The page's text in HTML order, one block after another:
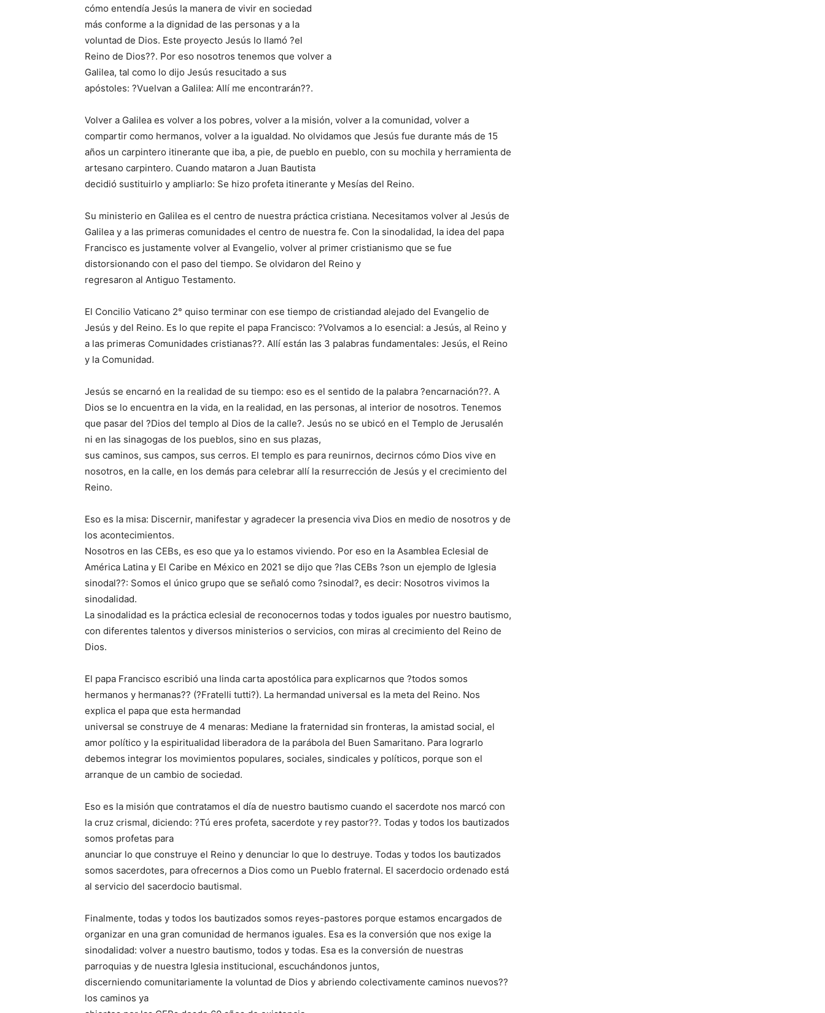
cómo entendía Jesús la manera de vivir en sociedad
más conforme a la dignidad de las personas y a la
voluntad de Dios. Este proyecto Jesús lo llamó ?el
Reino de Dios??. Por eso nosotros tenemos que volver a
Galilea, tal como lo dijo Jesús resucitado a sus
apóstoles: ?Vuelvan a Galilea: Allí me encontrarán??.
Volver a Galilea es volver a los pobres, volver a la misión, volver a la comunidad, volver a
compartir como hermanos, volver a la igualdad. No olvidamos que Jesús fue durante más de 15
años un carpintero itinerante que iba, a pie, de pueblo en pueblo, con su mochila y herramienta de
artesano carpintero. Cuando mataron a Juan Bautista
decidió sustituirlo y ampliarlo: Se hizo profeta itinerante y Mesías del Reino.
Su ministerio en Galilea es el centro de nuestra práctica cristiana. Necesitamos volver al Jesús de
Galilea y a las primeras comunidades el centro de nuestra fe. Con la sinodalidad, la idea del papa
Francisco es justamente volver al Evangelio, volver al primer cristianismo que se fue
distorsionando con el paso del tiempo. Se olvidaron del Reino y
regresaron al Antiguo Testamento.
El Concilio Vaticano 2° quiso terminar con ese tiempo de cristiandad alejado del Evangelio de
Jesús y del Reino. Es lo que repite el papa Francisco: ?Volvamos a lo esencial: a Jesús, al Reino y
a las primeras Comunidades cristianas??. Allí están las 3 palabras fundamentales: Jesús, el Reino
y la Comunidad.
Jesús se encarnó en la realidad de su tiempo: eso es el sentido de la palabra ?encarnación??. A
Dios se lo encuentra en la vida, en la realidad, en las personas, al interior de nosotros. Tenemos
que pasar del ?Dios del templo al Dios de la calle?. Jesús no se ubicó en el Templo de Jerusalén
ni en las sinagogas de los pueblos, sino en sus plazas,
sus caminos, sus campos, sus cerros. El templo es para reunirnos, decirnos cómo Dios vive en
nosotros, en la calle, en los demás para celebrar allí la resurrección de Jesús y el crecimiento del
Reino.
Eso es la misa: Discernir, manifestar y agradecer la presencia viva Dios en medio de nosotros y de
los acontecimientos.
Nosotros en las CEBs, es eso que ya lo estamos viviendo. Por eso en la Asamblea Eclesial de
América Latina y El Caribe en México en 2021 se dijo que ?las CEBs ?son un ejemplo de Iglesia
sinodal??: Somos el único grupo que se señaló como ?sinodal?, es decir: Nosotros vivimos la
sinodalidad.
La sinodalidad es la práctica eclesial de reconocernos todas y todos iguales por nuestro bautismo,
con diferentes talentos y diversos ministerios o servicios, con miras al crecimiento del Reino de
Dios.
El papa Francisco escribió una linda carta apostólica para explicarnos que ?todos somos
hermanos y hermanas?? (?Fratelli tutti?). La hermandad universal es la meta del Reino. Nos
explica el papa que esta hermandad
universal se construye de 4 menaras: Mediane la fraternidad sin fronteras, la amistad social, el
amor político y la espiritualidad liberadora de la parábola del Buen Samaritano. Para lograrlo
debemos integrar los movimientos populares, sociales, sindicales y políticos, porque son el
arranque de un cambio de sociedad.
Eso es la misión que contratamos el día de nuestro bautismo cuando el sacerdote nos marcó con
la cruz crismal, diciendo: ?Tú eres profeta, sacerdote y rey pastor??. Todas y todos los bautizados
somos profetas para
anunciar lo que construye el Reino y denunciar lo que lo destruye. Todas y todos los bautizados
somos sacerdotes, para ofrecernos a Dios como un Pueblo fraternal. El sacerdocio ordenado está
al servicio del sacerdocio bautismal.
Finalmente, todas y todos los bautizados somos reyes-pastores porque estamos encargados de
organizar en una gran comunidad de hermanos iguales. Esa es la conversión que nos exige la
sinodalidad: volver a nuestro bautismo, todos y todas. Esa es la conversión de nuestras
parroquias y de nuestra Iglesia institucional, escuchándonos juntos,
discerniendo comunitariamente la voluntad de Dios y abriendo colectivamente caminos nuevos??
los caminos ya